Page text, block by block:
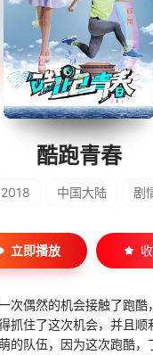
暂无观看影片的记录
酷跑青春
2018 中国大陆 剧
立即播放
次偶然的机会接触了跑酷
抓住了这次机会，并且顺
的队伍，因为这次跑酷，